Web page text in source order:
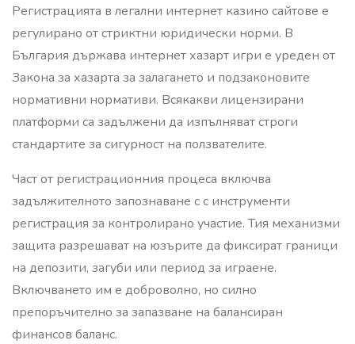
Регистрацията в легални интернет казино сайтове е
регулирано от стриктни юридически норми. В
България държава интернет хазарт игри е уреден от
Закона за хазарта за залагането и подзаконовите
нормативни нормативи. Всякакви лицензирани
платформи са задължени да изпълняват строги
стандартите за сигурност на ползвателите.
Част от регистрационния процеса включва
задължителното запознаване с с инструменти
регистрация за контролирано участие. Тия механизми
защита разрешават на юзърите да фиксират граници
на депозити, загуби или период за играене.
Включването им е доброволно, но силно
препоръчително за запазване на балансиран
финансов баланс.